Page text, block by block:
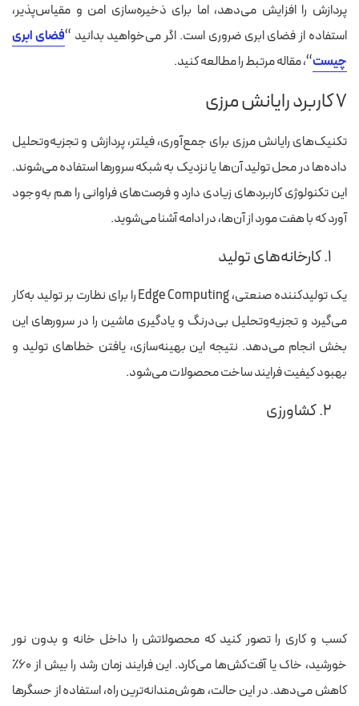
پردازش را افزایش می‌دهد، اما برای ذخیره‌سازی امن و مقیاس‌پذیر،
استفاده از فضای ابری ضروری است. اگر می‌خواهید بدانید “فضای ابری
چیست“، مقاله مرتبط را مطالعه کنید.
۷ کاربرد رایانش مرزی
تکنیک‌های رایانش مرزی برای جمع‌آوری، فیلتر، پردازش و تجزیه‌وتحلیل
داده‌ها در محل تولید آن‌ها یا نزدیک به شبکه سرورها استفاده می‌شوند.
این تکنولوژی کاربردهای زیادی دارد و فرصت‌های فراوانی را هم به‌وجود
آورد که با هفت مورد از آن‌ها، در ادامه آشنا می‌شوید.
۱. کارخانه‌های تولید
یک تولیدکننده صنعتی، Edge Computing را برای نظارت بر تولید به‌کار
می‌گیرد و تجزیه‌وتحلیل بی‌درنگ و یادگیری ماشین را در سرورهای این
بخش انجام می‌دهد. نتیجه این بهینه‌سازی، یافتن خطاهای تولید و
بهبود کیفیت فرایند ساخت محصولات می‌شود.
۲. کشاورزی
کسب ‎و کاری را تصور کنید که محصولاتش را داخل خانه و بدون نور
خورشید، خاک یا آفت‌کش‌ها می‌کارد. این فرایند زمان رشد را بیش از ۶۰٪
کاهش می‌دهد. در این حالت، هوش‌مندانه‌ترین راه، استفاده از حسگرها